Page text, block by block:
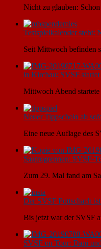
Nicht zu glauben: Schon
Testspielkalender steht:
Seit Mittwoch befinden
in Kirchau: SVSF startet
Mittwoch Abend
Neuer Tippschein ab
Eine neue Auflage des
Sautrogrennen: SVSF-
Zum 29. Mal fand am
Der SVSF Pottschach
Bis jetzt war der SVSF
SVSF on Tour: Dani